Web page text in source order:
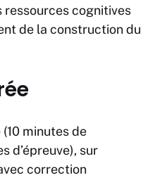
ressources cognitives
de la construction du
minutes de
d’épreuve), sur
correction